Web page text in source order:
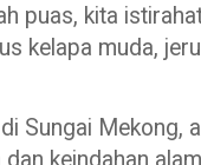
puas, kita
kelapa muda,
Sungai Mekong,
keindahan